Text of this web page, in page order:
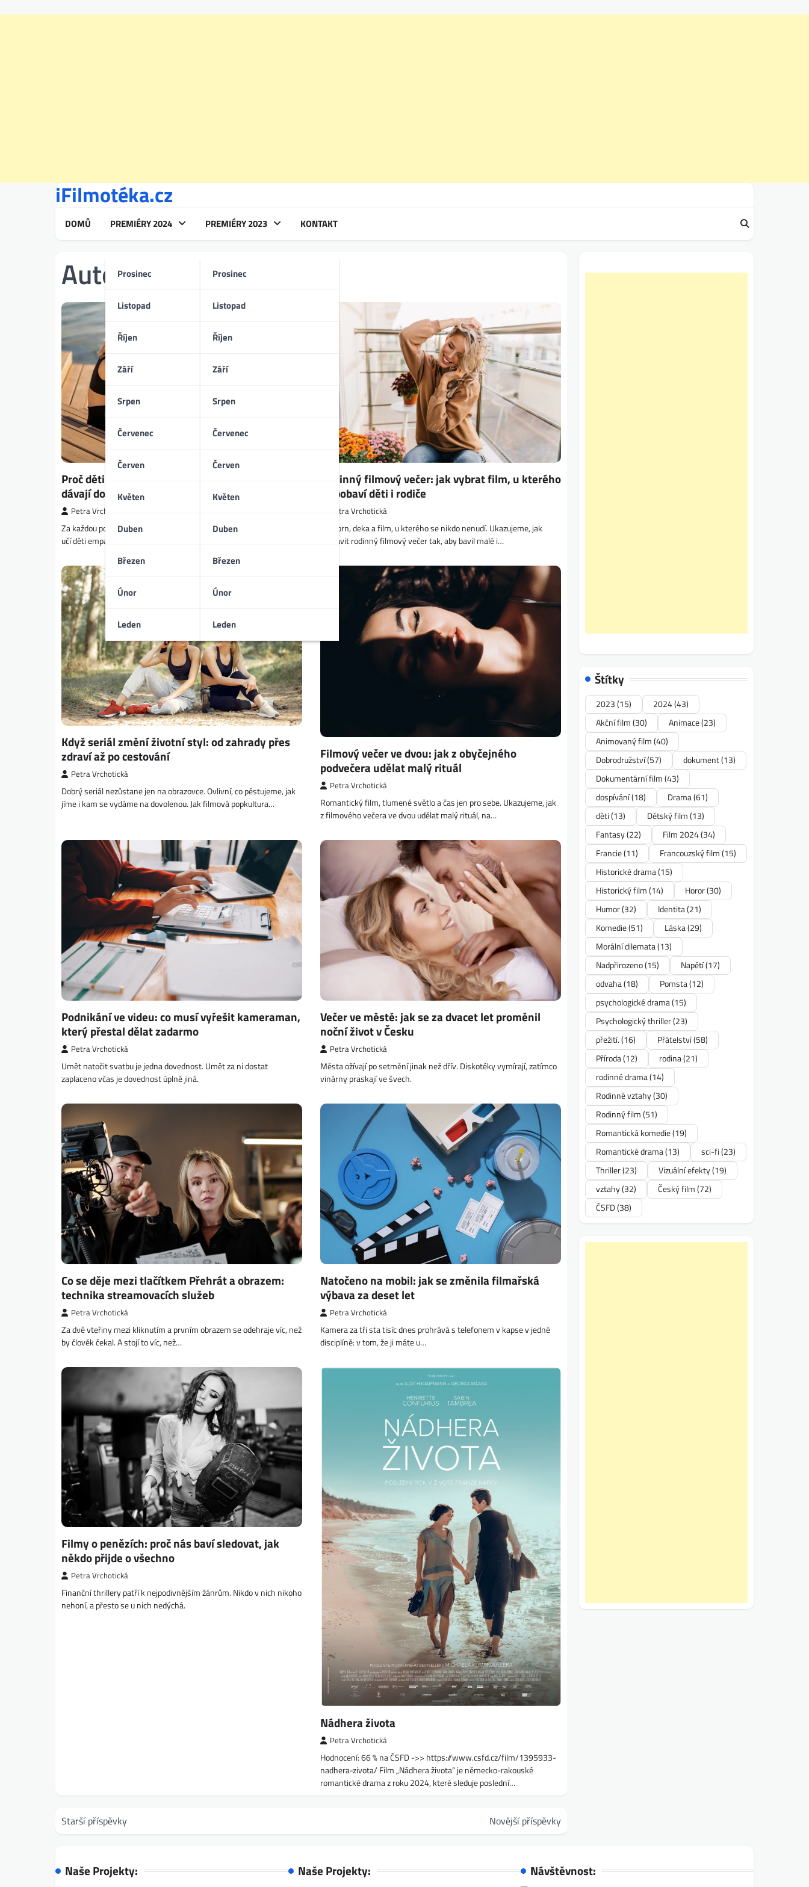
iFilmotéka.cz
DOMŮ PREMIÉRY 2024
Prosinec
Listopad
Říjen
Září
Srpen
Červenec
Červen
Květen
Duben
Březen
Únor
Leden
PREMIÉRY 2023
Prosinec
Listopad
Říjen
Září
Srpen
Červenec
Červen
Květen
Duben
Březen
Únor
Leden
KONTAKT
Autor:Petra Vrchotická
Proč děti milují pohádky a co jim filmové příběhy
dávají do života
Petra Vrchotická
Za každou pohádkou se skrývá víc než jen zábava. Filmové příběhy
učí děti empatii, odvaze i tomu, že po každé…
Rodinný filmový večer: jak vybrat film, u kterého
se pobaví děti i rodiče
Petra Vrchotická
Popcorn, deka a film, u kterého se nikdo nenudí. Ukazujeme, jak
sestavit rodinný filmový večer tak, aby bavil malé i…
Když seriál změní životní styl: od zahrady přes
zdraví až po cestování
Petra Vrchotická
Dobrý seriál nezůstane jen na obrazovce. Ovlivní, co pěstujeme, jak
jíme i kam se vydáme na dovolenou. Jak filmová popkultura…
Filmový večer ve dvou: jak z obyčejného
podvečera udělat malý rituál
Petra Vrchotická
Romantický film, tlumené světlo a čas jen pro sebe. Ukazujeme, jak
z filmového večera ve dvou udělat malý rituál, na…
Podnikání ve videu: co musí vyřešit kameraman,
který přestal dělat zadarmo
Petra Vrchotická
Umět natočit svatbu je jedna dovednost. Umět za ni dostat
zaplaceno včas je dovednost úplně jiná.
Večer ve městě: jak se za dvacet let proměnil
noční život v Česku
Petra Vrchotická
Města ožívají po setmění jinak než dřív. Diskotéky vymírají, zatímco
vinárny praskají ve švech.
Co se děje mezi tlačítkem Přehrát a obrazem:
technika streamovacích služeb
Petra Vrchotická
Za dvě vteřiny mezi kliknutím a prvním obrazem se odehraje víc, než
by člověk čekal. A stojí to víc, než…
Natočeno na mobil: jak se změnila filmařská
výbava za deset let
Petra Vrchotická
Kamera za tři sta tisíc dnes prohrává s telefonem v kapse v jedné
disciplíně: v tom, že ji máte u…
Filmy o penězích: proč nás baví sledovat, jak
někdo přijde o všechno
Petra Vrchotická
Finanční thrillery patří k nejpodivnějším žánrům. Nikdo v nich nikoho
nehoní, a přesto se u nich nedýchá.
Nádhera života
Petra Vrchotická
Hodnocení: 66 % na ČSFD ->> https://www.csfd.cz/film/1395933-
nadhera-zivota/ Film „Nádhera života“ je německo-rakouské
romantické drama z roku 2024, které sleduje poslední…
Navigace
pro
Starší příspěvky Novější příspěvky
Štítky
2023(15) 2024(43)
Akční film(30) Animace(23)
Animovaný film(40)
Dobrodružství(57) dokument(13)
Dokumentární film(43)
dospívání(18) Drama(61)
děti(13) Dětský film(13)
Fantasy(22) Film 2024(34)
Francie(11) Francouzský film(15)
Historické drama(15)
Historický film(14) Horor(30)
Humor(32) Identita(21)
Komedie(51) Láska(29)
Morální dilemata(13)
Nadpřirozeno(15) Napětí(17)
odvaha(18) Pomsta(12)
psychologické drama(15)
Psychologický thriller(23)
přežití.(16) Přátelství(58)
Příroda(12) rodina(21)
rodinné drama(14)
Rodinné vztahy(30)
Rodinný film(51)
Romantická komedie(19)
Romantické drama(13) sci-fi(23)
Thriller(23) Vizuální efekty(19)
vztahy(32) Český film(72)
ČSFD(38)
Naše Projekty: Naše Projekty: Návštěvnost: